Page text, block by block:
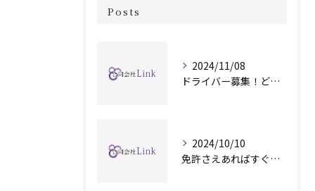
Posts
2024/11/08
ドライバー募集！どのような時間帯でも対応可能です！
2024/10/10
免許さえあればすぐ始められます！